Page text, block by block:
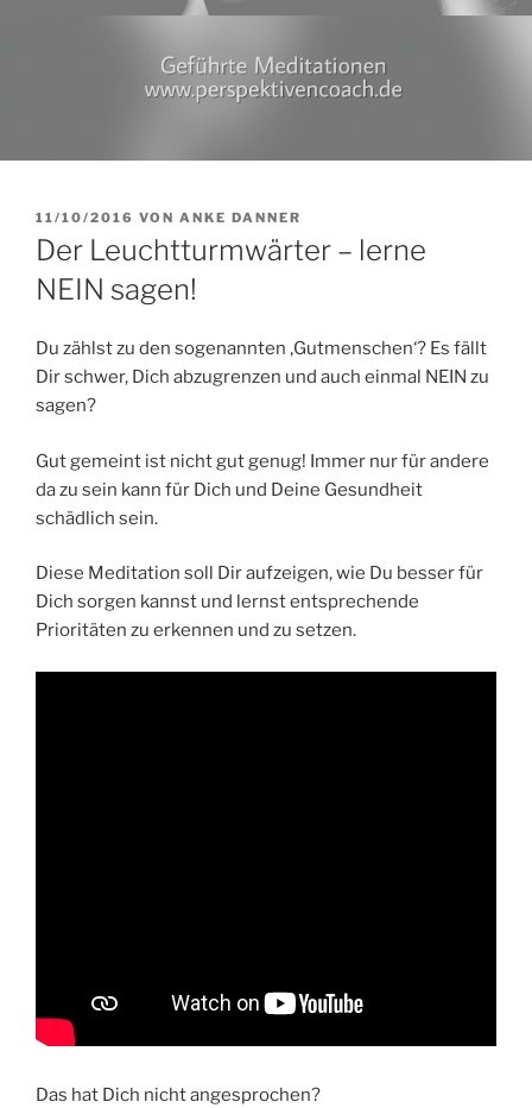
VERÖFFENTLICHT
AM
11/10/2016 VON ANKE DANNER
Der Leuchtturmwärter – lerne
NEIN sagen!
Du zählst zu den sogenannten ‚Gutmenschen‘? Es fällt
Dir schwer, Dich abzugrenzen und auch einmal NEIN zu
sagen?
Gut gemeint ist nicht gut genug! Immer nur für andere
da zu sein kann für Dich und Deine Gesundheit
schädlich sein.
Diese Meditation soll Dir aufzeigen, wie Du besser für
Dich sorgen kannst und lernst entsprechende
Prioritäten zu erkennen und zu setzen.
Das hat Dich nicht angesprochen?